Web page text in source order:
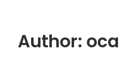
Author: